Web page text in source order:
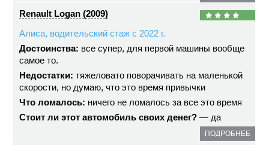
Renault Logan (2009)
Алиса, водительский стаж с 2022 г.
Достоинства: все супер, для первой машины вообще
самое то.
Недостатки: тяжеловато поворачивать на маленькой
скорости, но думаю, что это время привычки
Что ломалось: ничего не ломалось за все это время
Стоит ли этот автомобиль своих денег? — да
ПОДРОБНЕЕ